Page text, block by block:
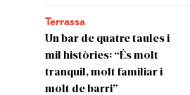
Terrassa
Un bar de quatre taules i
mil històries: “És molt
tranquil, molt familiar i
molt de barri”